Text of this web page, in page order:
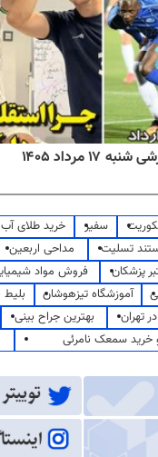
مرداد ۱۴۰۵
سفیر خرید طلای
تسلیت مداحی اربعین
پزشکان
فروش مواد
آموزشگاه تیزهوشان بلیط
تهران
بهترین جراح بینی
سمعک نامرئی